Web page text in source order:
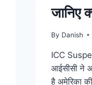
जानिए
By Danish
ICC
आईसीसी ने
है अमेरिका